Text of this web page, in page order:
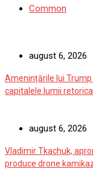
Common
august 6, 2026
Amenințările lui
capitalele lumii
august 6, 2026
Vladimir Tkachuk,
produce drone